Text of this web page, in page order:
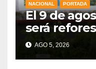
NACIONAL PORTADA
El 9 de
será
como parte
Nacional a
AGO 5, 2026